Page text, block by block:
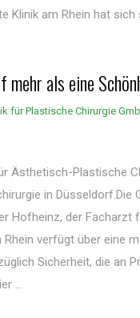
Klinik am Rhein hat sich
mehr als eine
für Plastische Chirurgie
Ästhetisch-Plastische
in Düsseldorf.Die
Hofheinz, der Facharzt
Rhein verfügt über eine
Sicherheit, die an
...